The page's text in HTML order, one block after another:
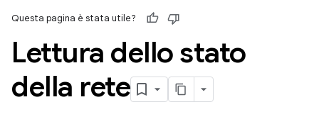
Questa pagina è stata utile?
Lettura dello stato
della rete